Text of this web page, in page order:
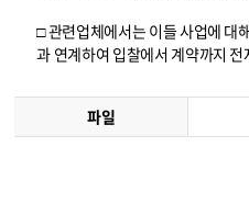
□ 관련업체에서는 이들 사업에 대
과 연계하여 입찰에서 계약까지
파일